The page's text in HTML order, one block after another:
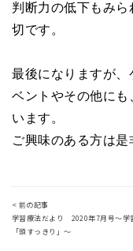
判断力の低下もみ
切です。
最後になりますが、
ベントやその他にも
います。
ご興味のある方は是
< 前の記事
学習療法だより 2020年7月号～学
「頭すっきり」～